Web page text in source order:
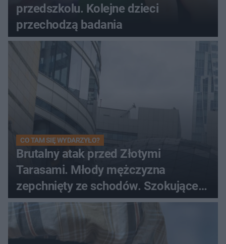
przedszkolu. Kolejne dzieci
przechodzą badania
CO TAM SIĘ WYDARZYŁO?
Brutalny atak przed Złotymi
Tarasami. Młody mężczyzna
zepchnięty ze schodów. Szokujące
nagranie krąży po sieci